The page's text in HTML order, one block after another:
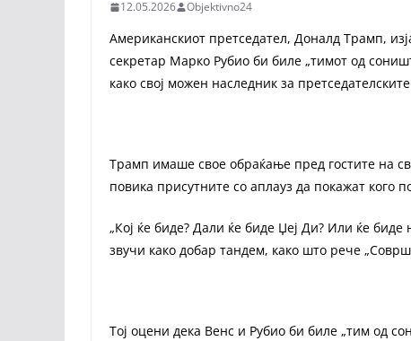
12.05.2026 Objektivno24
Американскиот претседател, Доналд Трамп,
секретар Марко Рубио би биле „тимот од
како свој можен наследник за
Трамп имаше свое обраќање пред гостите на
повика присутните со аплауз да покажат кого
„Кој ќе биде? Дали ќе биде Џеј Ди? Или ќе
звучи како добар тандем, како што рече
Тој оцени дека Венс и Рубио би биле „тим од